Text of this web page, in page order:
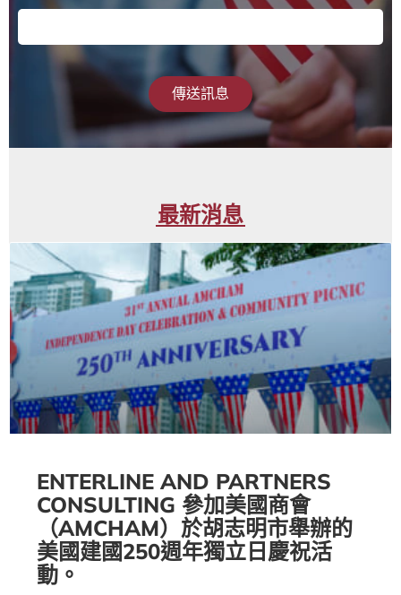
傳送訊息
最新消息
ENTERLINE AND PARTNERS
CONSULTING 參加美國商會
（AMCHAM）於胡志明市舉辦的
美國建國250週年獨立日慶祝活
動。